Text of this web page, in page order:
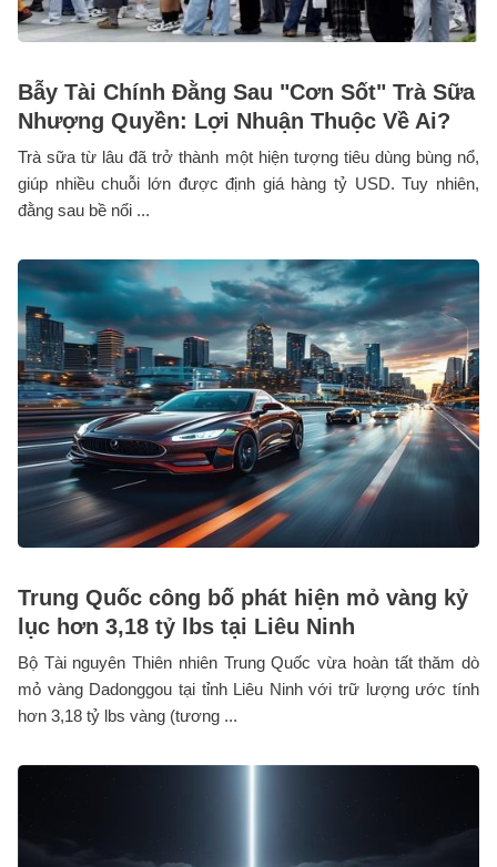
Bẫy Tài Chính Đằng Sau "Cơn Sốt" Trà Sữa
Nhượng Quyền: Lợi Nhuận Thuộc Về Ai?
Trà sữa từ lâu đã trở thành một hiện tượng tiêu dùng bùng nổ,
giúp nhiều chuỗi lớn được định giá hàng tỷ USD. Tuy nhiên,
đằng sau bề nổi ...
Trung Quốc công bố phát hiện mỏ vàng kỷ
lục hơn 3,18 tỷ lbs tại Liêu Ninh
Bộ Tài nguyên Thiên nhiên Trung Quốc vừa hoàn tất thăm dò
mỏ vàng Dadonggou tại tỉnh Liêu Ninh với trữ lượng ước tính
hơn 3,18 tỷ lbs vàng (tương ...